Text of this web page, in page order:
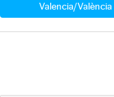
Valencia/València